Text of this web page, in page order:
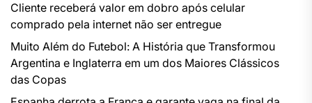
Cliente receberá valor em dobro após celular
comprado pela internet não ser entregue
Muito Além do Futebol: A História que Transformou
Argentina e Inglaterra em um dos Maiores Clássicos
das Copas